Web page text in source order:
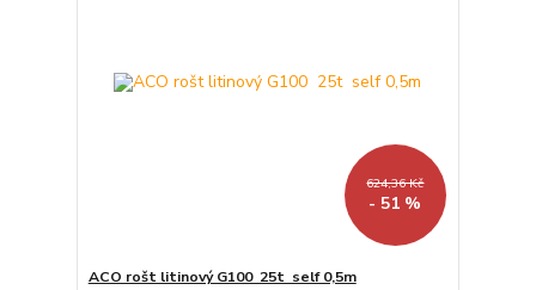
624,36 Kč
- 51 %
ACO rošt litinový G100 25t self 0,5m